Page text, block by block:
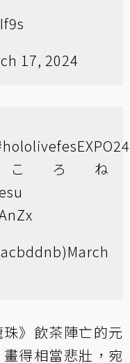
17, 2024
ろね
March
》飲茶陣亡的元
得相當悲壯，宛